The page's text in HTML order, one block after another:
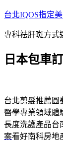
跳
主
內
台北IQOS指定
專科祛肝斑方式
日本包車
台北剪髮推薦圓
醫學專業領域體
長度洗護產品台
案看好南科房地